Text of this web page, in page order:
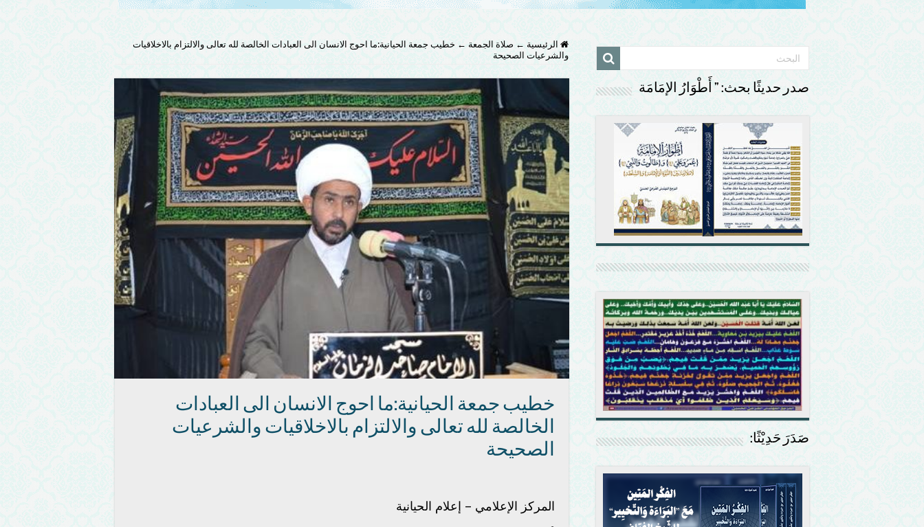
الرئيسية ← صلاة الجمعة ← خطيب جمعة الحيانية:ما احوج الانسان الى العبادات الخالصة لله تعالى والالتزام بالاخلاقيات
والشرعيات الصحيحة
خطيب جمعة الحيانية:ما احوج الانسان الى العبادات
الخالصة لله تعالى والالتزام بالاخلاقيات والشرعيات
الصحيحة
المركز الإعلامي – إعلام الحيانية
صدر حديثًا بحث: ” أَطْوَارُ الإمَامَة
صَدَرَ حَدِيْثًا: